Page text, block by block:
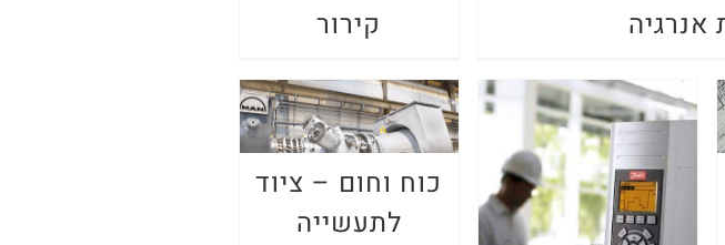
אנרגיה קירור
כוח וחום – ציוד
לתעשייה